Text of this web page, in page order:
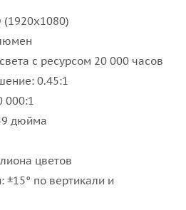
(1920x1080)
с ресурсом 20 000 часов
0.45:1
000:1
дюйма
цветов
±15° по вертикали и